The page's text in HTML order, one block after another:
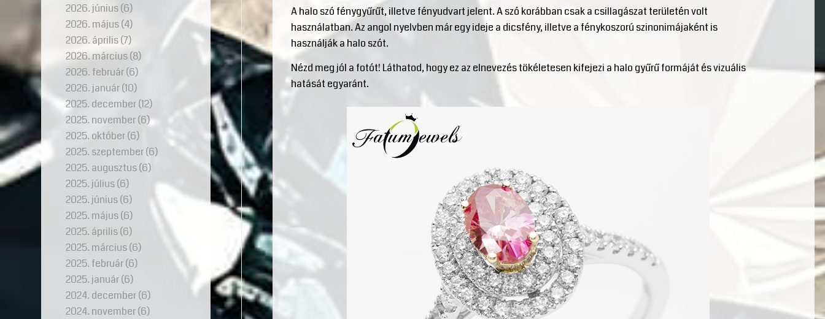
A halo szó fénygyűrűt, illetve fényudvart jelent. A szó korábban csak a csillagászat területén volt
használatban. Az angol nyelvben már egy ideje a dicsfény, illetve a fénykoszorú szinonimájaként is
használják a halo szót.
Nézd meg jól a fotót! Láthatod, hogy ez az elnevezés tökéletesen kifejezi a halo gyűrű formáját és vizuális
hatását egyaránt.
2026. június(6)
2026. május(4)
2026. április(7)
2026. március(8)
2026. február(6)
2026. január(10)
2025. december(12)
2025. november(6)
2025. október(6)
2025. szeptember(6)
2025. augusztus(6)
2025. július(6)
2025. június(6)
2025. május(6)
2025. április(6)
2025. március(6)
2025. február(6)
2025. január(6)
2024. december(6)
2024. november(6)